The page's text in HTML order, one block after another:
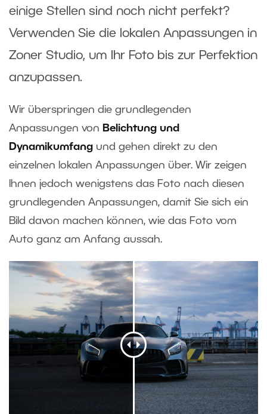
einige Stellen sind noch nicht perfekt?
Verwenden Sie die lokalen Anpassungen in
Zoner Studio, um Ihr Foto bis zur Perfektion
anzupassen.
Wir überspringen die grundlegenden
Anpassungen von Belichtung und
Dynamikumfang und gehen direkt zu den
einzelnen lokalen Anpassungen über. Wir zeigen
Ihnen jedoch wenigstens das Foto nach diesen
grundlegenden Anpassungen, damit Sie sich ein
Bild davon machen können, wie das Foto vom
Auto ganz am Anfang aussah.